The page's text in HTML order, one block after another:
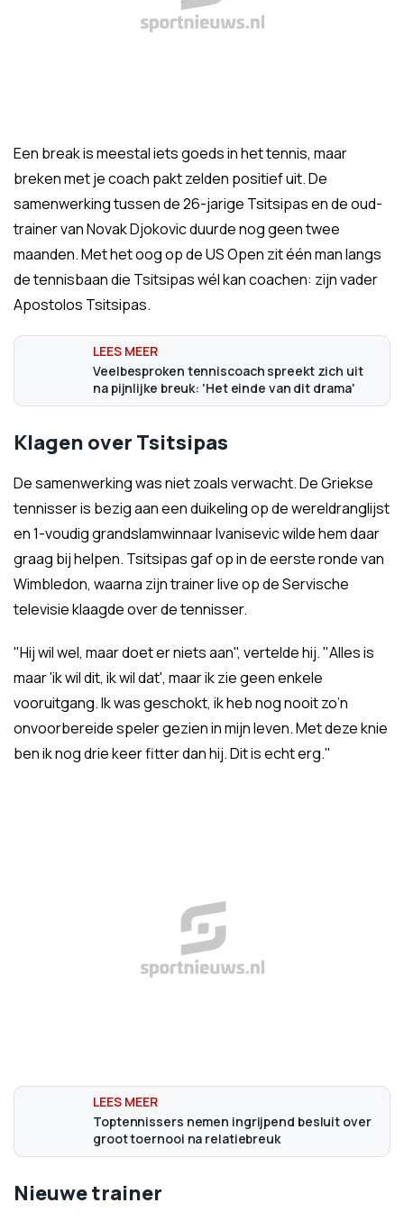
Een break is meestal iets goeds in het tennis, maar
breken met je coach pakt zelden positief uit. De
samenwerking tussen de 26-jarige Tsitsipas en de oud-
trainer van Novak Djokovic duurde nog geen twee
maanden. Met het oog op de US Open zit één man langs
de tennisbaan die Tsitsipas wél kan coachen: zijn vader
Apostolos Tsitsipas.
Veelbesproken tenniscoach spreekt zich uit
na pijnlijke breuk: 'Het einde van dit drama'
Klagen over Tsitsipas
De samenwerking was niet zoals verwacht. De Griekse
tennisser is bezig aan een duikeling op de wereldranglijst
en 1-voudig grandslamwinnaar Ivanisevic wilde hem daar
graag bij helpen. Tsitsipas gaf op in de eerste ronde van
Wimbledon, waarna zijn trainer live op de Servische
televisie klaagde over de tennisser.
"Hij wil wel, maar doet er niets aan", vertelde hij. "Alles is
maar 'ik wil dit, ik wil dat', maar ik zie geen enkele
vooruitgang. Ik was geschokt, ik heb nog nooit zo’n
onvoorbereide speler gezien in mijn leven. Met deze knie
ben ik nog drie keer fitter dan hij. Dit is echt erg."
Toptennissers nemen ingrijpend besluit over
groot toernooi na relatiebreuk
Nieuwe trainer